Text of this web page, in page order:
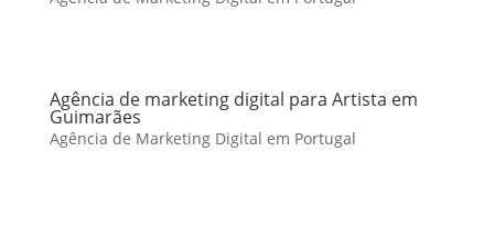
Agência de marketing digital para Artista em
Guimarães
Agência de Marketing Digital em Portugal